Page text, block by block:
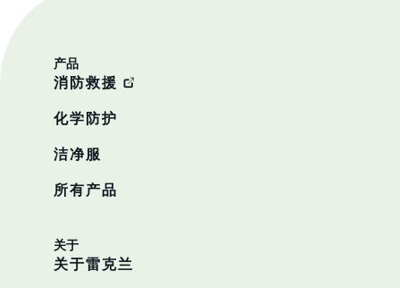
产品
消防救援
化学防护
洁净服
所有产品
关于
关于雷克兰